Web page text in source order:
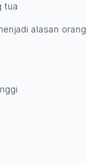
tua
alasan orang